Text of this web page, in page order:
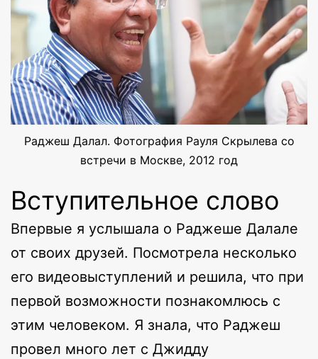
Раджеш Далал. Фотография Рауля Скрылева со
встречи в Москве, 2012 год
Вступительное слово
Впервые я услышала о Раджеше Далале
от своих друзей. Посмотрела несколько
его видеовыступлений и решила, что при
первой возможности познакомлюсь с
этим человеком. Я знала, что Раджеш
провел много лет с Джидду